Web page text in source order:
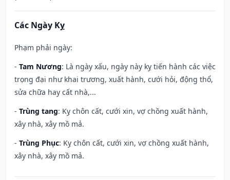
Các Ngày Kỵ
Phạm phải ngày:
- Tam Nương: Là ngày xấu, ngày này kỵ tiến hành các việc
trọng đại như khai trương, xuất hành, cưới hỏi, động thổ,
sửa chữa hay cất nhà,...
- Trùng tang: Kỵ chôn cất, cưới xin, vợ chồng xuất hành,
xây nhà, xây mồ mả.
- Trùng Phục: Kỵ chôn cất, cưới xin, vợ chồng xuất hành,
xây nhà, xây mồ mả.